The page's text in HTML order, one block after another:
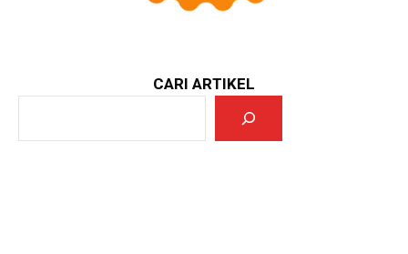
CARI ARTIKEL